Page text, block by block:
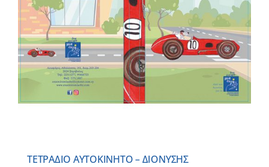
ΤΕΤΡΑΔΙΟ ΑΥΤΟΚΙΝΗΤΟ – ΔΙΟΝΥΣΗΣ